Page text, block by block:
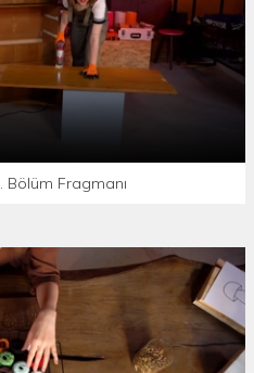
Bölüm Fragmanı